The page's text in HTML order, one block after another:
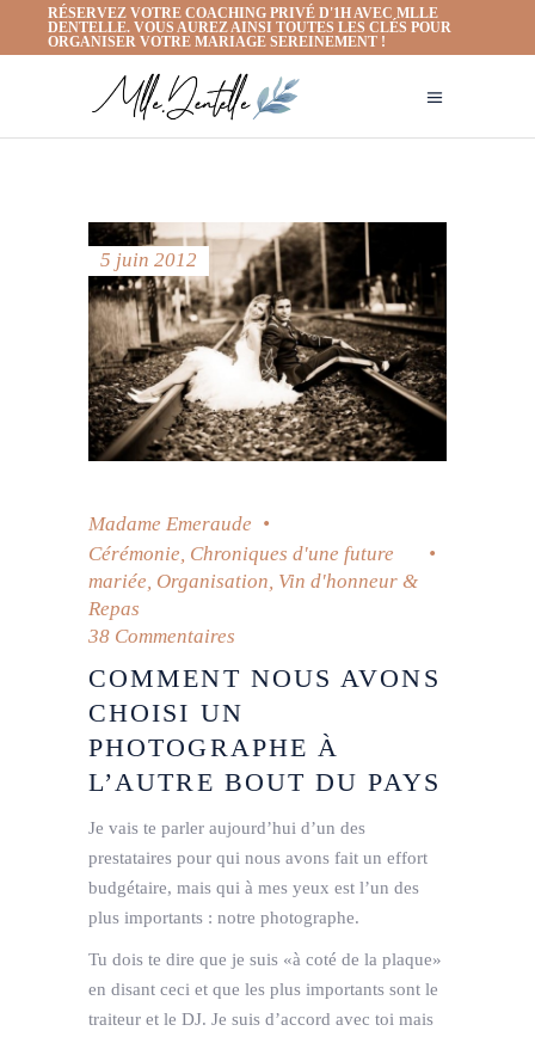
RÉSERVEZ VOTRE COACHING PRIVÉ D'1H AVEC MLLE
DENTELLE. VOUS AUREZ AINSI TOUTES LES CLÉS POUR
ORGANISER VOTRE MARIAGE SEREINEMENT !
5 juin 2012
Madame Emeraude
Cérémonie Chroniques d'une future
mariée Organisation Vin d'honneur &
Repas
38 Commentaires
COMMENT NOUS AVONS
CHOISI UN
PHOTOGRAPHE À
L’AUTRE BOUT DU PAYS
Je vais te parler aujourd’hui d’un des
prestataires pour qui nous avons fait un effort
budgétaire, mais qui à mes yeux est l’un des
plus importants : notre photographe.
Tu dois te dire que je suis «à coté de la plaque»
en disant ceci et que les plus importants sont le
traiteur et le DJ. Je suis d’accord avec toi mais